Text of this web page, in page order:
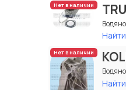
Нет в наличии
Нет в наличии